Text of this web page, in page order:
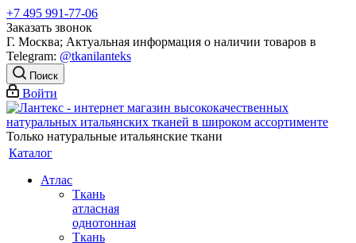
+7 495 991-77-06
Заказать звонок
Г. Москва; Актуальная информация о наличии товаров в
Telegram: @tkanilanteks
Поиск
Войти
Только натуральные итальянские ткани
Каталог
Атлас
Ткань
атласная
однотонная
Ткань